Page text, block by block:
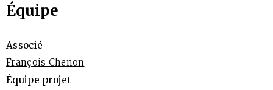
Équipe
Associé
François Chenon
Équipe projet